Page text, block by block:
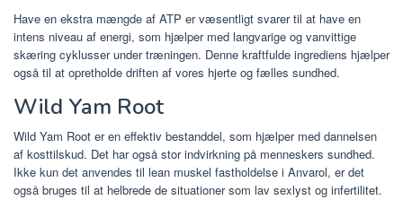
Have en ekstra mængde af ATP er væsentligt svarer til at have en
intens niveau af energi, som hjælper med langvarige og vanvittige
skæring cyklusser under træningen. Denne kraftfulde ingrediens hjælper
også til at opretholde driften af ​​vores hjerte og fælles sundhed.
Wild Yam Root
Wild Yam Root er en effektiv bestanddel, som hjælper med dannelsen
af ​​kosttilskud. Det har også stor indvirkning på menneskers sundhed.
Ikke kun det anvendes til lean muskel fastholdelse i Anvarol, er det
også bruges til at helbrede de situationer som lav sexlyst og infertilitet.